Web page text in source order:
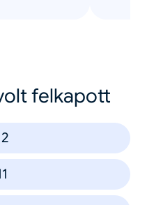
felkapott